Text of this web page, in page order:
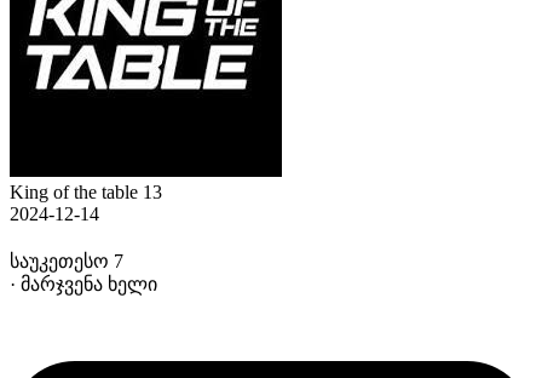
King of the table 13
2024-12-14
საუკეთესო 7
· მარჯვენა ხელი